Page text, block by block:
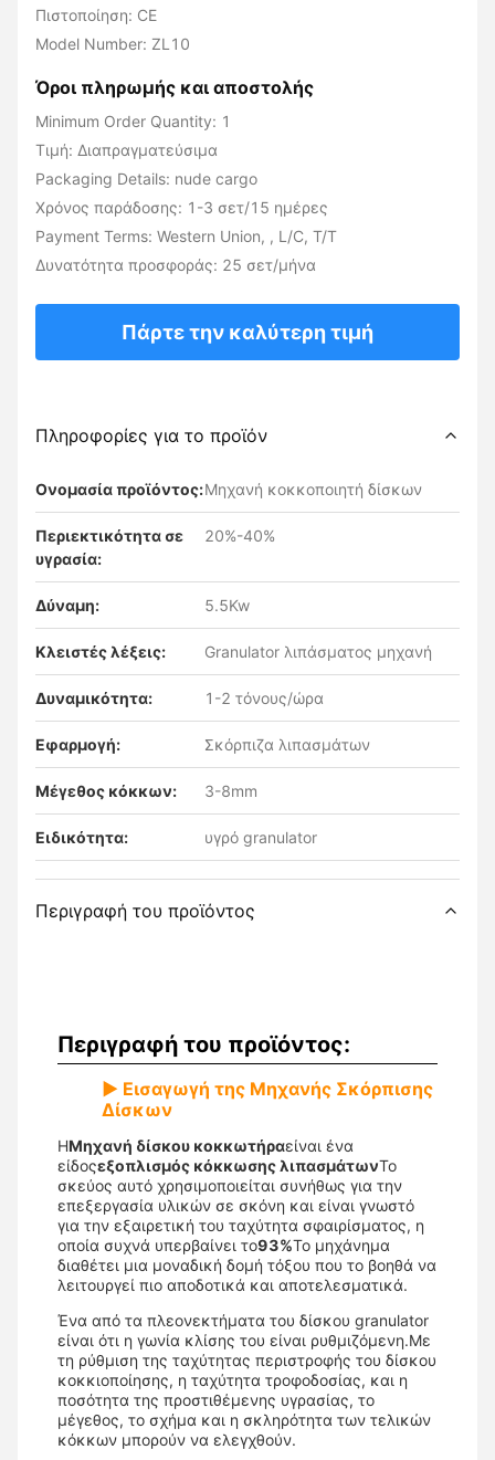
Πιστοποίηση: CE
Model Number: ZL10
Όροι πληρωμής και αποστολής
Minimum Order Quantity: 1
Τιμή: Διαπραγματεύσιμα
Packaging Details: nude cargo
Χρόνος παράδοσης: 1-3 σετ/15 ημέρες
Payment Terms: Western Union, , L/C, T/T
Δυνατότητα προσφοράς: 25 σετ/μήνα
Πάρτε την καλύτερη τιμή
Πληροφορίες για το προϊόν
Ονομασία προϊόντος:Μηχανή κοκκοποιητή δίσκων
Περιεκτικότητα σε
υγρασία:
20%-40%
Δύναμη: 5.5Kw
Κλειστές λέξεις: Granulator λιπάσματος μηχανή
Δυναμικότητα: 1-2 τόνους/ώρα
Εφαρμογή: Σκόρπιζα λιπασμάτων
Μέγεθος κόκκων: 3-8mm
Ειδικότητα: υγρό granulator
Περιγραφή του προϊόντος
Περιγραφή του προϊόντος:
▶ Εισαγωγή της Μηχανής Σκόρπισης
Δίσκων
ΗΜηχανή δίσκου κοκκωτήραείναι ένα
είδοςεξοπλισμός κόκκωσης λιπασμάτωνΤο
σκεύος αυτό χρησιμοποιείται συνήθως για την
επεξεργασία υλικών σε σκόνη και είναι γνωστό
για την εξαιρετική του ταχύτητα σφαιρίσματος, η
οποία συχνά υπερβαίνει το93%Το μηχάνημα
διαθέτει μια μοναδική δομή τόξου που το βοηθά να
λειτουργεί πιο αποδοτικά και αποτελεσματικά.
Ένα από τα πλεονεκτήματα του δίσκου granulator
είναι ότι η γωνία κλίσης του είναι ρυθμιζόμενη.Με
τη ρύθμιση της ταχύτητας περιστροφής του δίσκου
κοκκιοποίησης, η ταχύτητα τροφοδοσίας, και η
ποσότητα της προστιθέμενης υγρασίας, το
μέγεθος, το σχήμα και η σκληρότητα των τελικών
κόκκων μπορούν να ελεγχθούν.